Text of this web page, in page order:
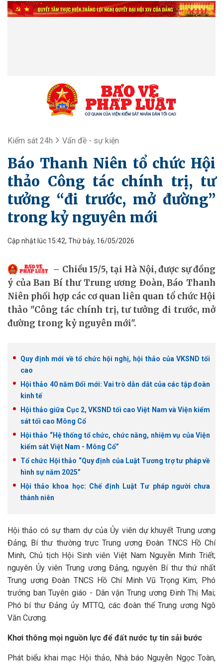
Kiểm sát 24h Vấn đề - sự kiện
Báo Thanh Niên tổ chức Hội
thảo Công tác chính trị, tư
tưởng “đi trước, mở đường”
trong kỷ nguyên mới
Cập nhật lúc 15:42, Thứ bảy, 16/05/2026
Chiều 15/5, tại Hà Nội, được sự đồng
ý của Ban Bí thư Trung ương Đoàn, Báo Thanh
Niên phối hợp các cơ quan liên quan tổ chức Hội
thảo "Công tác chính trị, tư tưởng đi trước, mở
đường trong kỷ nguyên mới".
Quy định mới về tổ chức hội nghị, hội thảo của VKSND tối
cao
Hội thảo 40 năm Đổi mới: Vai trò dẫn dắt của các tập đoàn
kinh tế
Hội thảo giữa Cục 2, VKSND tối cao Việt Nam và Viện kiểm
sát tối cao Mông Cổ
Hội thảo “Hệ thống tổ chức, chức năng, nhiệm vụ của Viện
kiểm sát Việt Nam - Mông Cổ”
Tổ chức Hội thảo “Quy định của Luật Tương trợ tư pháp về
hình sự năm 2025”
Hội thảo khoa học: Chế định Luật Tư pháp người chưa
thành niên
Hội thảo có sự tham dự của Ủy viên dự khuyết Trung ương
Đảng, Bí thư thường trực Trung ương Đoàn TNCS Hồ Chí
Minh, Chủ tịch Hội Sinh viên Việt Nam Nguyễn Minh Triết;
nguyên Ủy viên Trung ương Đảng, nguyên Bí thư thứ nhất
Trung ương Đoàn TNCS Hồ Chí Minh Vũ Trọng Kim; Phó
trưởng ban Tuyên giáo - Dân vận Trung ương Đinh Thị Mai;
Phó bí thư Đảng ủy MTTQ, các đoàn thể Trung ương Ngô
Văn Cương.
Khơi thông mọi nguồn lực để đất nước tự tin sải bước
Phát biểu khai mạc Hội thảo, Nhà báo Nguyễn Ngọc Toàn,